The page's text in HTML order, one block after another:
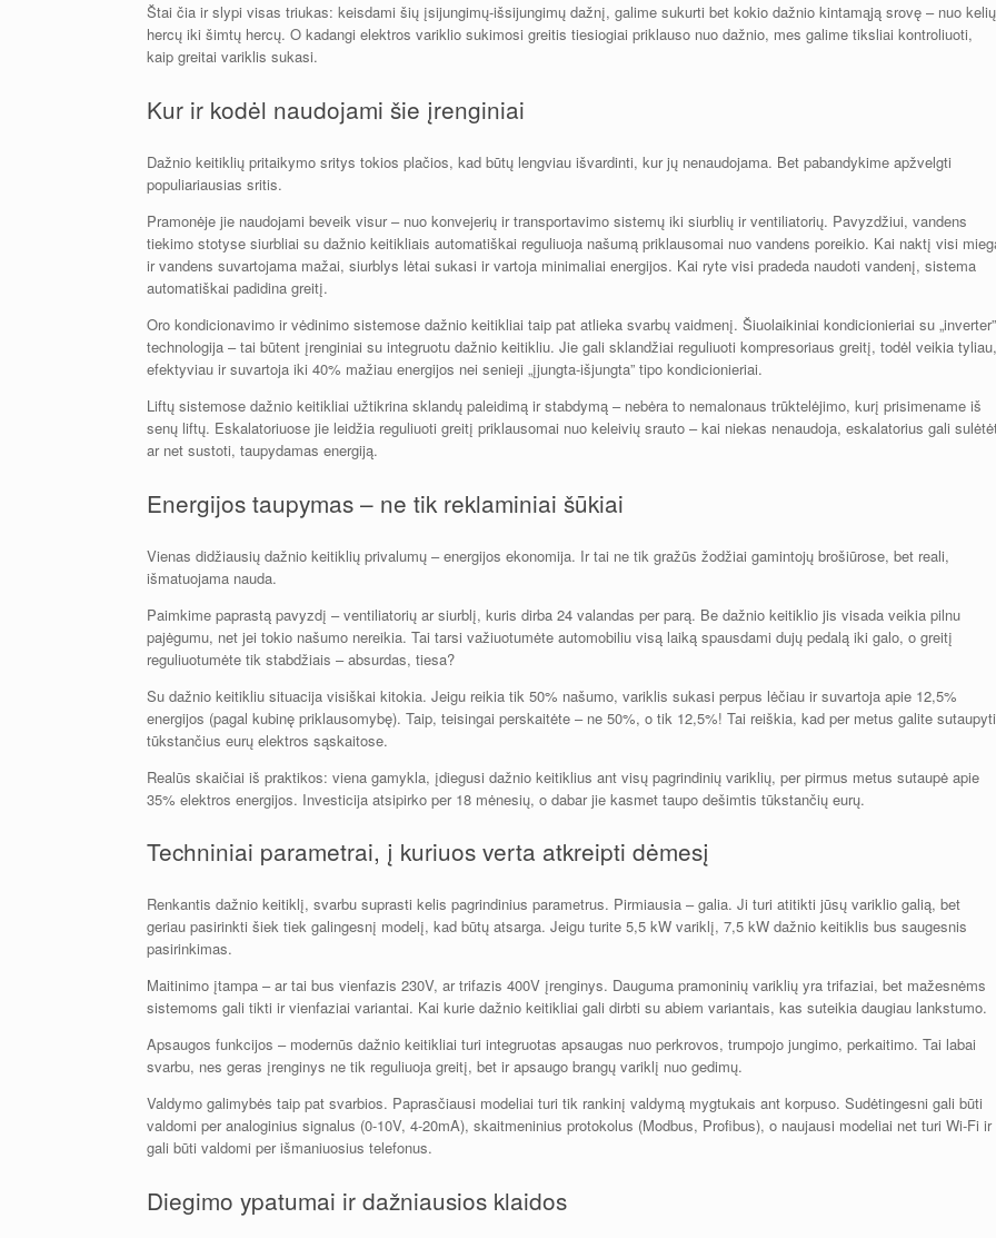
Štai čia ir slypi visas triukas: keisdami šių įsijungimų-išsijungimų dažnį, galime sukurti bet kokio dažnio kintamąją srovę – nuo kelių
hercų iki šimtų hercų. O kadangi elektros variklio sukimosi greitis tiesiogiai priklauso nuo dažnio, mes galime tiksliai kontroliuoti,
kaip greitai variklis sukasi.
Kur ir kodėl naudojami šie įrenginiai
Dažnio keitiklių pritaikymo sritys tokios plačios, kad būtų lengviau išvardinti, kur jų nenaudojama. Bet pabandykime apžvelgti
populiariausias sritis.
Pramonėje jie naudojami beveik visur – nuo konvejerių ir transportavimo sistemų iki siurblių ir ventiliatorių. Pavyzdžiui, vandens
tiekimo stotyse siurbliai su dažnio keitikliais automatiškai reguliuoja našumą priklausomai nuo vandens poreikio. Kai naktį visi
ir vandens suvartojama mažai, siurblys lėtai sukasi ir vartoja minimaliai energijos. Kai ryte visi pradeda naudoti vandenį, sistema
automatiškai padidina greitį.
Oro kondicionavimo ir vėdinimo sistemose dažnio keitikliai taip pat atlieka svarbų vaidmenį. Šiuolaikiniai kondicionieriai su „inverter”
technologija – tai būtent įrenginiai su integruotu dažnio keitikliu. Jie gali sklandžiai reguliuoti kompresoriaus greitį, todėl veikia tyliau,
efektyviau ir suvartoja iki 40% mažiau energijos nei senieji „įjungta-išjungta” tipo kondicionieriai.
Liftų sistemose dažnio keitikliai užtikrina sklandų paleidimą ir stabdymą – nebėra to nemalonaus trūktelėjimo, kurį prisimename iš
senų liftų. Eskalatoriuose jie leidžia reguliuoti greitį priklausomai nuo keleivių srauto – kai niekas nenaudoja, eskalatorius gali
ar net sustoti, taupydamas energiją.
Energijos taupymas – ne tik reklaminiai šūkiai
Vienas didžiausių dažnio keitiklių privalumų – energijos ekonomija. Ir tai ne tik gražūs žodžiai gamintojų brošiūrose, bet reali,
išmatuojama nauda.
Paimkime paprastą pavyzdį – ventiliatorių ar siurblį, kuris dirba 24 valandas per parą. Be dažnio keitiklio jis visada veikia pilnu
pajėgumu, net jei tokio našumo nereikia. Tai tarsi važiuotumėte automobiliu visą laiką spausdami dujų pedalą iki galo, o greitį
reguliuotumėte tik stabdžiais – absurdas, tiesa?
Su dažnio keitikliu situacija visiškai kitokia. Jeigu reikia tik 50% našumo, variklis sukasi perpus lėčiau ir suvartoja apie 12,5%
energijos (pagal kubinę priklausomybę). Taip, teisingai perskaitėte – ne 50%, o tik 12,5%! Tai reiškia, kad per metus galite sutaupyti
tūkstančius eurų elektros sąskaitose.
Realūs skaičiai iš praktikos: viena gamykla, įdiegusi dažnio keitiklius ant visų pagrindinių variklių, per pirmus metus sutaupė apie
35% elektros energijos. Investicija atsipirko per 18 mėnesių, o dabar jie kasmet taupo dešimtis tūkstančių eurų.
Techniniai parametrai, į kuriuos verta atkreipti dėmesį
Renkantis dažnio keitiklį, svarbu suprasti kelis pagrindinius parametrus. Pirmiausia – galia. Ji turi atitikti jūsų variklio galią, bet
geriau pasirinkti šiek tiek galingesnį modelį, kad būtų atsarga. Jeigu turite 5,5 kW variklį, 7,5 kW dažnio keitiklis bus saugesnis
pasirinkimas.
Maitinimo įtampa – ar tai bus vienfazis 230V, ar trifazis 400V įrenginys. Dauguma pramoninių variklių yra trifaziai, bet mažesnėms
sistemoms gali tikti ir vienfaziai variantai. Kai kurie dažnio keitikliai gali dirbti su abiem variantais, kas suteikia daugiau lankstumo.
Apsaugos funkcijos – modernūs dažnio keitikliai turi integruotas apsaugas nuo perkrovos, trumpojo jungimo, perkaitimo. Tai labai
svarbu, nes geras įrenginys ne tik reguliuoja greitį, bet ir apsaugo brangų variklį nuo gedimų.
Valdymo galimybės taip pat svarbios. Paprasčiausi modeliai turi tik rankinį valdymą mygtukais ant korpuso. Sudėtingesni gali būti
valdomi per analoginius signalus (0-10V, 4-20mA), skaitmeninius protokolus (Modbus, Profibus), o naujausi modeliai net turi Wi-Fi ir
gali būti valdomi per išmaniuosius telefonus.
Diegimo ypatumai ir dažniausios klaidos